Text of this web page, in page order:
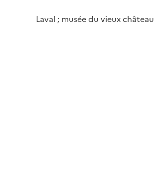
Laval ; musée du vieux château